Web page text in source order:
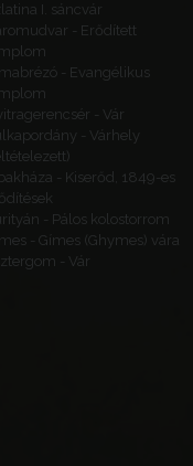
I. sáncvár
- Erődített
- Evangélikus
- Vár
- Várhely
- Kiserőd, 1849-es
- Pálos kolostorrom
- Gímes (Ghymes) vára
- Vár